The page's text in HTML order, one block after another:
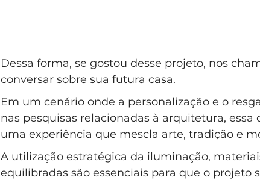
Dessa forma, se gostou desse projeto, nos
conversar sobre sua futura casa.
Em um cenário onde a personalização e o
nas pesquisas relacionadas à arquitetura,
uma experiência que mescla arte, tradição e
A utilização estratégica da iluminação,
equilibradas são essenciais para que o projeto